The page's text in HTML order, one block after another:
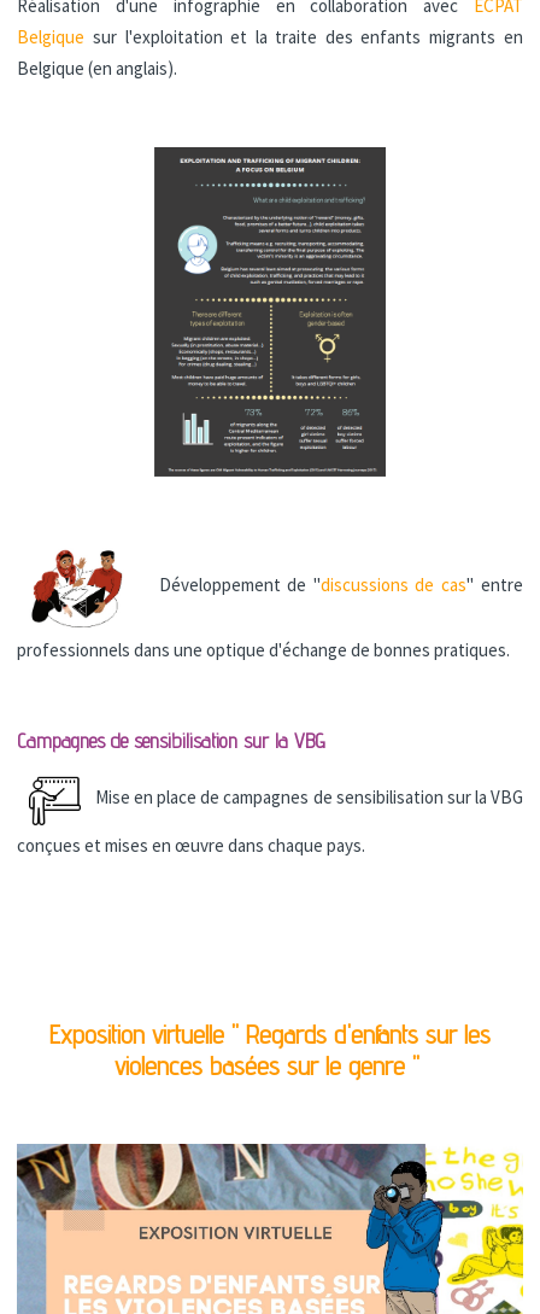
Réalisation d'une infographie en collaboration avec ECPAT
Belgique sur l'exploitation et la traite des enfants migrants en
Belgique (en anglais).
Développement de "discussions de cas" entre
professionnels dans une optique d'échange de bonnes pratiques.
Campagnes de sensibilisation sur la VBG
Mise en place de campagnes de sensibilisation sur la VBG
conçues et mises en œuvre dans chaque pays.
Exposition virtuelle " Regards d'enfants sur les
violences basées sur le genre "